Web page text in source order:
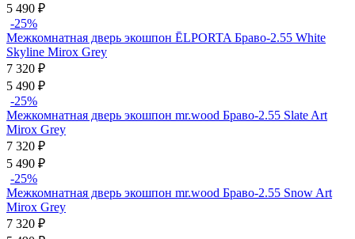
5 490 ₽
-25%
Межкомнатная дверь экошпон ĒLPORTA Браво-2.55 White
Skyline Mirox Grey
7 320 ₽
5 490 ₽
-25%
Межкомнатная дверь экошпон mr.wood Браво-2.55 Slate Art
Mirox Grey
7 320 ₽
5 490 ₽
-25%
Межкомнатная дверь экошпон mr.wood Браво-2.55 Snow Art
Mirox Grey
7 320 ₽